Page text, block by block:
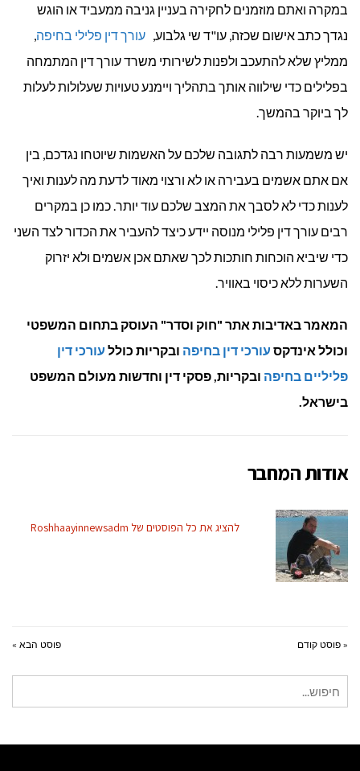
במקרה ואתם מוזמנים לחקירה בעניין גניבה ממעביד או הוגש
נגדך כתב אישום שכזה, עו"ד שי גלבוע, עורך דין פלילי בחיפה,
ממליץ שלא להתעכב ולפנות לשירותי משרד עורך דין המתמחה
בפלילים כדי שילווה אותך בתהליך ויימנע טעויות שעלולות לעלות
לך ביוקר בהמשך.
יש משמעות רבה לתגובה שלכם על האשמות שיוטחו נגדכם, בין
אם אתם אשמים בעבירה או לא ורצוי מאוד לדעת מה לענות ואיך
לענות כדי לא לסבך את המצב שלכם עוד יותר. כמו כן במקרים
רבים עורך דין פלילי מנוסה יידע כיצד להעביר את הכדור לצד השני
כדי שיביא הוכחות חותכות לכך שאתם אכן אשמים ולא יזרוק
השערות ללא כיסוי באוויר.
המאמר באדיבות אתר "חוק וסדר" העוסק בתחום המשפטי
וכולל אינדקס עורכי דין בחיפה ובקריות כולל עורכי דין
פליליים בחיפה ובקריות, פסקי דין וחדשות מעולם המשפט
בישראל.
אודות המחבר
להציג את כל הפוסטים של Roshhaayinnewsadm
« פוסט קודם פוסט הבא »
עבור: